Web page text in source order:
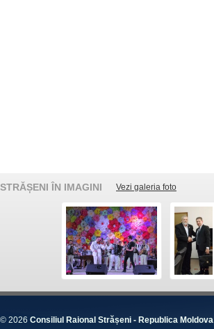
STRĂȘENI ÎN IMAGINI Vezi galeria foto
© 2026 Consiliul Raional Strășeni - Republica Moldova